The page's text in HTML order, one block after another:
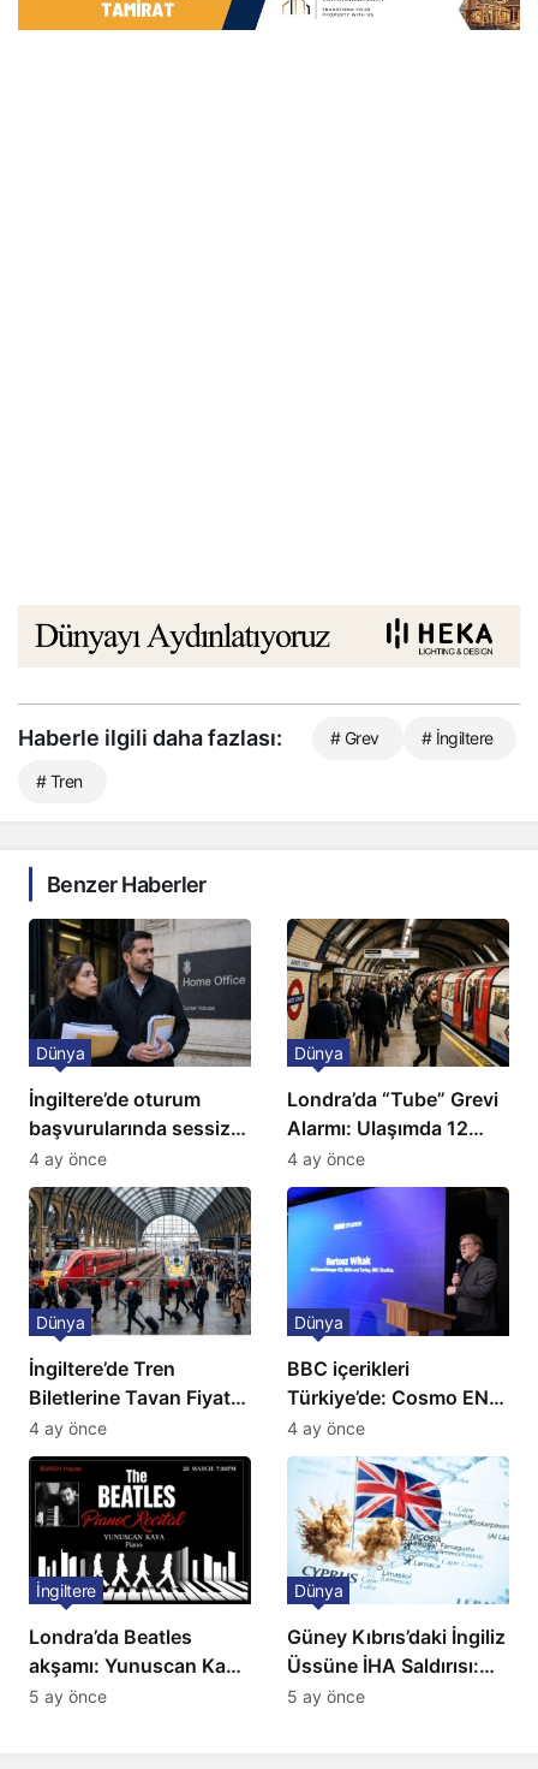
Haberle ilgili daha fazlası: # Grev # İngiltere
# Tren
Benzer Haberler
İngiltere’de oturum
başvurularında sessiz
kriz: Büyükelçilikten
açıklama!
Dünya
4 ay önce
Londra’da “Tube” Grevi
Alarmı: Ulaşımda 12
Günlük Kaos Kapıda
Dünya
4 ay önce
İngiltere’de Tren
Biletlerine Tavan Fiyat:
Ulaşımda Yeni
Düzenleme
Dünya
4 ay önce
BBC içerikleri
Türkiye’de: Cosmo EN
ve BBC Player yayında
Dünya
4 ay önce
Londra’da Beatles
akşamı: Yunuscan Kaya
klasik yorumuyla
İngiltere
5 ay önce
Güney Kıbrıs’daki İngiliz
Üssüne İHA Saldırısı:
Patlama, Sirenler ve
Dünya
5 ay önce